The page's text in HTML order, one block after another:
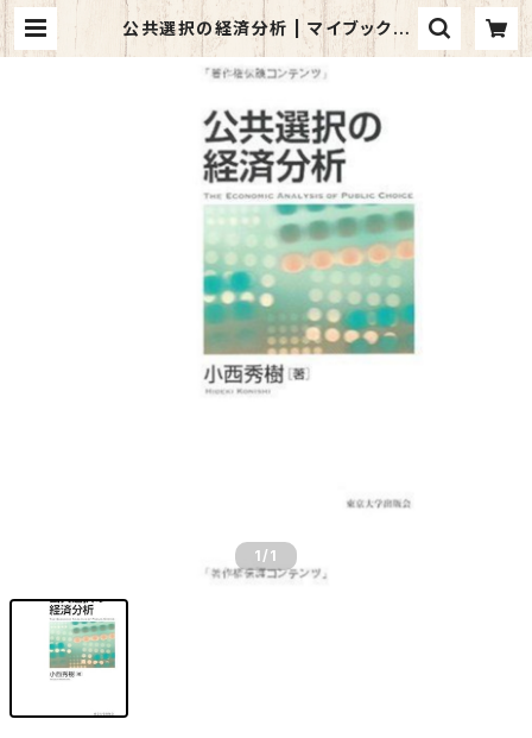
公共選択の経済分析 | マイブックス
関大前店(店頭受取オーダー用)
1 /1